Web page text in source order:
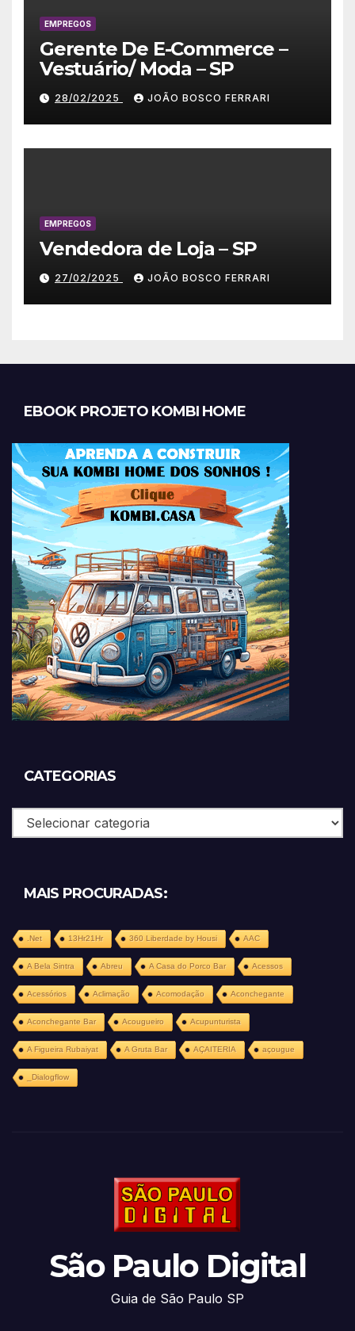
EMPREGOS
Gerente De E-Commerce –
Vestuário/ Moda – SP
28/02/2025 JOÃO BOSCO FERRARI
EMPREGOS
Vendedora de Loja – SP
27/02/2025 JOÃO BOSCO FERRARI
EBOOK PROJETO KOMBI HOME
CATEGORIAS
Categorias
MAIS PROCURADAS:
.Net 13Hr21Hr 360 Liberdade by Housi AAC
A Bela Sintra Abreu A Casa do Porco Bar Acessos
Acessórios Aclimação Acomodação Aconchegante
Aconchegante Bar Acougueiro Acupunturista
A Figueira Rubaiyat A Gruta Bar AÇAITERIA açougue
_Dialogflow
São Paulo Digital
Guia de São Paulo SP